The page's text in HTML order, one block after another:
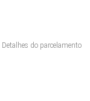
Detalhes do parcelamento